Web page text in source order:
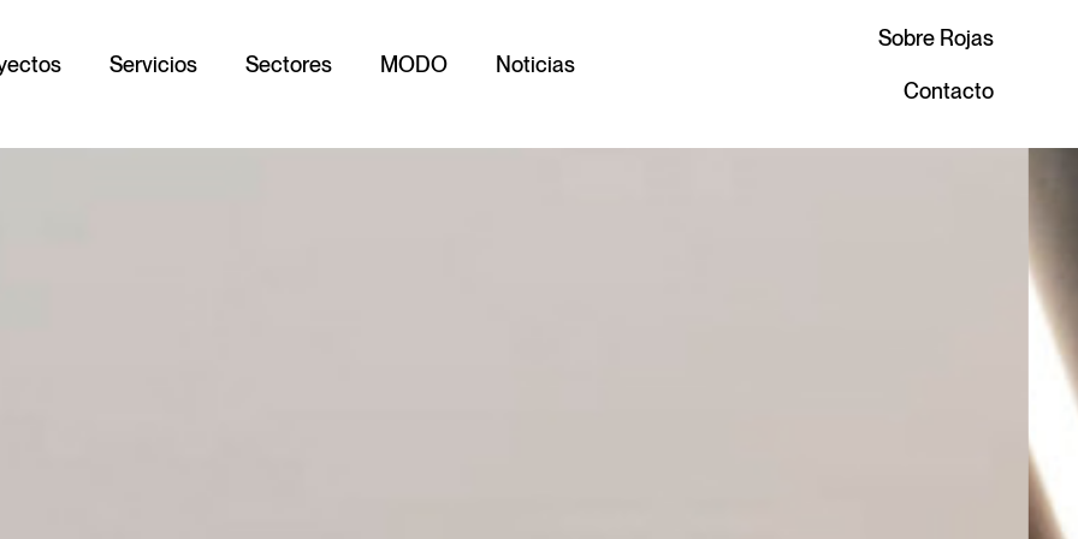
Servicios Sectores MODO Noticias
Sobre Rojas
Contacto